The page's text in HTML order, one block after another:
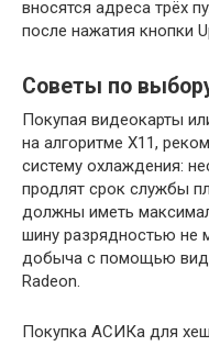
вносятся адреса трёх
после нажатия кнопки
Советы по
Покупая видеокарты
на алгоритме X11,
систему охлаждения:
продлят срок службы
должны иметь
шину разрядностью не
добыча с помощью
Radeon.
Покупка АСИКа для